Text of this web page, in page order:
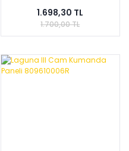
1.698,30 TL
1.700,00 TL